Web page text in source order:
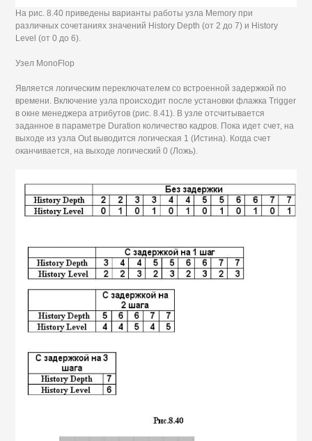
На рис. 8.40 приведены варианты работы узла Memory при
различных сочетаниях значений History Depth (от 2 до 7) и History
Level (от 0 до 6).
Узел MonoFlop
Является логическим переключателем со встроенной задержкой по
времени. Включение узла происходит после установки флажка Trigger
в окне менеджера атрибутов (рис. 8.41). В узле отсчитывается
заданное в параметре Duration количество кадров. Пока идет счет, на
выходе из узла Out выводится логическая 1 (Истина). Когда счет
оканчивается, на выходе логический 0 (Ложь).